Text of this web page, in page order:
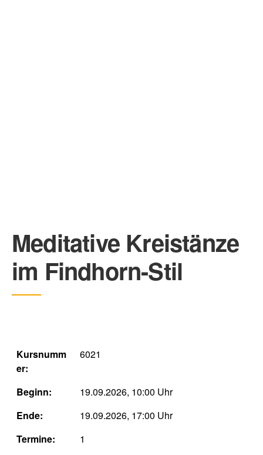
Meditative Kreistänze
im Findhorn-Stil
Kursnumm
er:
6021
Beginn:
19.09.2026, 10:00 Uhr
Ende:
19.09.2026, 17:00 Uhr
Termine:
1